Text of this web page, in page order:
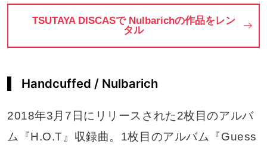
TSUTAYA DISCASで Nulbarichの作品をレン
タル
Handcuffed / Nulbarich
2018年3月7日にリリースされた2枚目のアルバ
ム『H.O.T』収録曲。1枚目のアルバム『Guess